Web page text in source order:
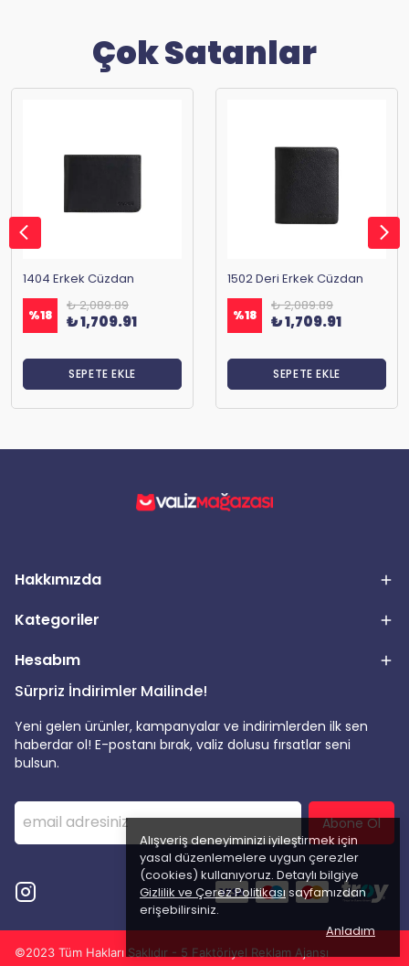
Alışveriş deneyiminizi iyileştirmek için
yasal düzenlemelere uygun çerezler
(cookies) kullanıyoruz. Detaylı bilgiye
Gizlilik ve Çerez Politikası sayfamızdan
erişebilirsiniz.
Anladım
Çok Satanlar
1404 Erkek Cüzdan
%18
₺ 2,089.89
₺ 1,709.91
SEPETE EKLE
1502 Deri Erkek Cüzdan
%18
₺ 2,089.89
₺ 1,709.91
SEPETE EKLE
Hakkımızda
Kategoriler
Hesabım
Sürpriz İndirimler Mailinde!
Yeni gelen ürünler, kampanyalar ve indirimlerden ilk sen
haberdar ol! E-postanı bırak, valiz dolusu fırsatlar seni
bulsun.
Abone Ol
©2023 Tüm Hakları Saklıdır - 5 Faktöriyel Reklam Ajansı